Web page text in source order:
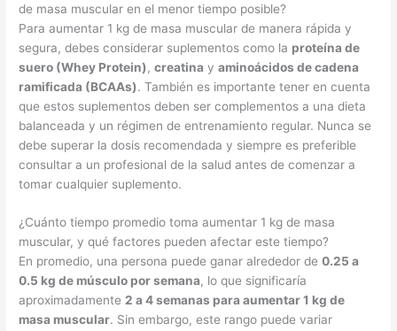
de masa muscular en el menor tiempo posible?
Para aumentar 1 kg de masa muscular de manera rápida y
segura, debes considerar suplementos como la proteína de
suero (Whey Protein),creatina yaminoácidos de cadena
ramificada (BCAAs). También es importante tener en cuenta
que estos suplementos deben ser complementos a una dieta
balanceada y un régimen de entrenamiento regular. Nunca se
debe superar la dosis recomendada y siempre es preferible
consultar a un profesional de la salud antes de comenzar a
tomar cualquier suplemento.
¿Cuánto tiempo promedio toma aumentar 1 kg de masa
muscular, y qué factores pueden afectar este tiempo?
En promedio, una persona puede ganar alrededor de0.25 a
0.5 kg de músculo por semana, lo que significaría
aproximadamente2 a 4 semanas para aumentar 1 kg de
masa muscular. Sin embargo, este rango puede variar